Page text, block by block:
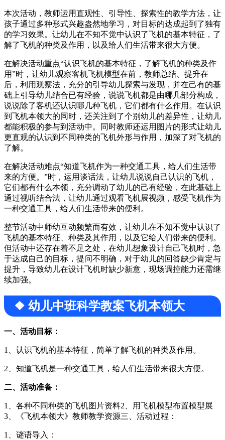
本次活动，教师运用直观性、引导性、探索性的教学方法，让
孩子通过多种形式兴趣盎然地学习，对目标的达成起到了独有
的学习效果。让幼儿在不知不觉中认识了飞机的基本特征，了
解了飞机的种类及作用，以及给人们生活带来很大方便。
在解决活动重点“认识飞机的基本特征，了解飞机的种类及作
用”时，让幼儿观察客机飞机模型在前，教师总结、提升在
后，利用观察法，充分的引导幼儿探索与发现，并在己有的基
础上引导幼儿结合已有经验，说说飞机都是由哪几部分构成，
说说除了客机还认识哪几种飞机，它们都有什么作用。在认识
到飞机本领大的同时，还关注到了个别幼儿的差异性，让幼儿
都能积极的参与到活动中。同时教师还运用图片的形式让幼儿
更直观的认识到不同种类的飞机外形与作用，加深了对飞机的
了解。
在解决活动难点“知道飞机作为一种交通工具，给人们生活带
来的方便。”时，运用谈话法，让幼儿说说自己认识的飞机，
它们都有什么本领，充分调动了幼儿的己有经验，在此基础上
通过视听结合法，让幼儿通过观看飞机展视频，感受飞机作为
一种交通工具，给人们生活带来的便利。
整节活动中师幼互动频繁而有效，让幼儿在不知不觉中认识了
飞机的基本特征、种类及其作用，以及它给人们带来的便利。
但活动中还存在着不足之处，在幼儿想象设计自己飞机时，急
于达成自己的目标，提问不明确，对于幼儿的回答缺少肯定与
提升，导致幼儿在设计飞机时缺少新意，现场调控能力还需继
续加强。
❖ 幼儿中班科学教案飞机本领大
一、活动目标：
1、认识飞机的基本特征，简单了解飞机的种类及作用。
2、知道飞机是一种交通工具，给人们生活带来很大方便。
二、活动准备：
1、各种不同种类的飞机图片资料2、用飞机模型布置模型展
3、《飞机本领大》教师教学资源三、活动过程：
1、谜语导入：